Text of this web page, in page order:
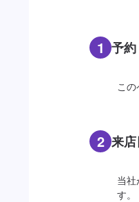
1 予
こ
2 来
当
す。